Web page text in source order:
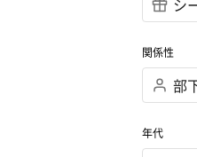
関係性
年代